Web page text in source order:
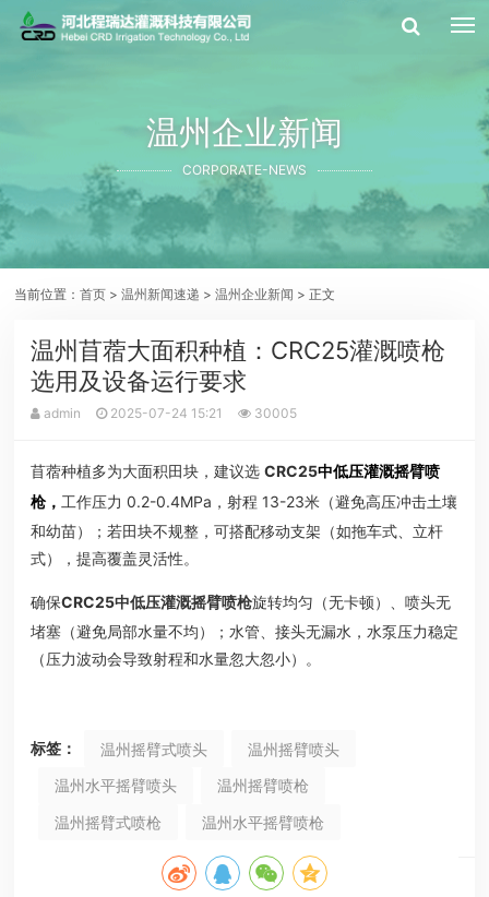
温州企业新闻
CORPORATE-NEWS
当前位置：首页 >温州新闻速递 >温州企业新闻 > 正文
温州苜蓿大面积种植：CRC25灌溉喷枪
选用及设备运行要求
admin 2025-07-24 15:21 30005
苜蓿种植多为大面积田块，建议选 CRC25中低压灌溉摇臂喷
枪， 工作压力 0.2-0.4MPa，射程 13-23米（避免高压冲击土壤
和幼苗）；若田块不规整，可搭配移动支架（如拖车式、立杆
式），提高覆盖灵活性。
确保CRC25中低压灌溉摇臂喷枪旋转均匀（无卡顿）、喷头无
堵塞（避免局部水量不均）；水管、接头无漏水，水泵压力稳定
（压力波动会导致射程和水量忽大忽小）。
标签： 温州摇臂式喷头
温州摇臂喷头
温州水平摇臂喷头
温州摇臂喷枪
温州摇臂式喷枪
温州水平摇臂喷枪